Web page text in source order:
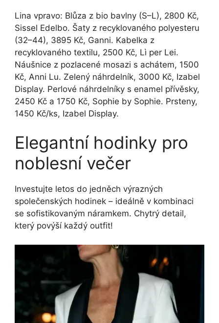
Lina vpravo: Blůza z bio bavlny (S–L), 2800 Kč,
Sissel Edelbo. Šaty z recyklovaného polyesteru
(32–44), 3895 Kč, Ganni. Kabelka z
recyklovaného textilu, 2500 Kč, Lì per Lei.
Náušnice z pozlacené mosazi s achátem, 1500
Kč, Anni Lu. Zelený náhrdelník, 3000 Kč, Izabel
Display. Perlové náhrdelníky s enamel přívěsky,
2450 Kč a 1750 Kč, Sophie by Sophie. Prsteny,
1450 Kč/ks, Izabel Display.
Elegantní hodinky pro
noblesní večer
Investujte letos do jedněch výrazných
společenských hodinek – ideálně v kombinaci
se sofistikovaným náramkem. Chytrý detail,
který povýší každý outfit!